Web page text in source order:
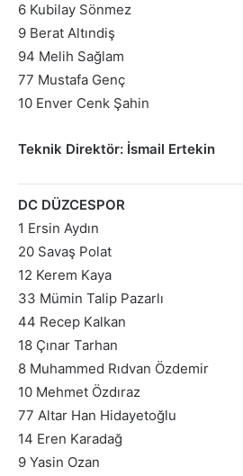
6 Kubilay Sönmez
9 Berat Altındiş
94 Melih Sağlam
77 Mustafa Genç
10 Enver Cenk Şahin
Teknik Direktör: İsmail Ertekin
DC DÜZCESPOR
1 Ersin Aydın
20 Savaş Polat
12 Kerem Kaya
33 Mümin Talip Pazarlı
44 Recep Kalkan
18 Çınar Tarhan
8 Muhammed Rıdvan Özdemir
10 Mehmet Özdıraz
77 Altar Han Hidayetoğlu
14 Eren Karadağ
9 Yasin Ozan